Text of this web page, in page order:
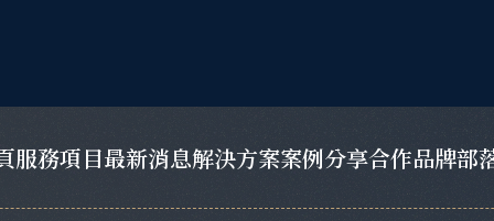
合作品牌
最新消息
服務項目 案例分享
解決方案 部